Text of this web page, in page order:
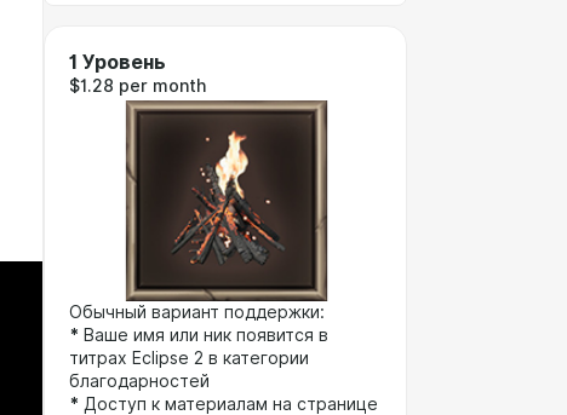
1 Уровень
$1.28 per month
Обычный вариант поддержки:
* Ваше имя или ник появится в
титрах Eclipse 2 в категории
благодарностей
* Доступ к материалам на странице